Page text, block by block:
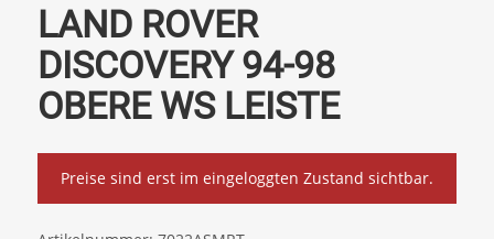
LAND ROVER
DISCOVERY 94-98
OBERE WS LEISTE
Preise sind erst im eingeloggten Zustand sichtbar.